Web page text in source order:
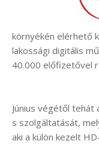
környékén elérhető
lakossági digitális
40.000 előfizetővel
Június végétől tehát
s szolgáltatását,
aki a külön kezelt